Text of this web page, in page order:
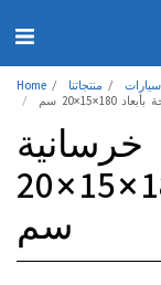
Home منتجاتنا
سم
مسلحة بأبعاد 180×15×20
سم